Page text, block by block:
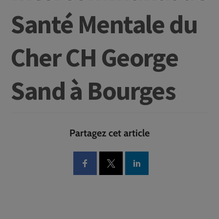
Santé Mentale du
Cher CH George
Sand à Bourges
Partagez cet article